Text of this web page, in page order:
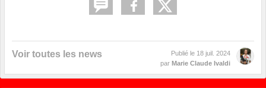
Voir toutes les news Publié le 18 juil. 2024
par Marie Claude Ivaldi